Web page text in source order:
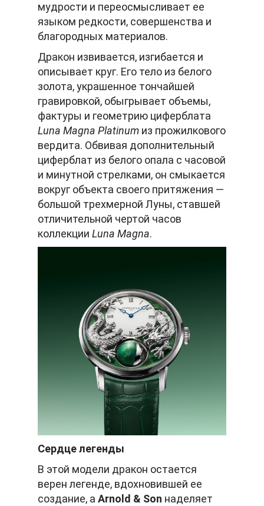
мудрости и переосмысливает ее
языком редкости, совершенства и
благородных материалов.
Дракон извивается, изгибается и
описывает круг. Его тело из белого
золота, украшенное тончайшей
гравировкой, обыгрывает объемы,
фактуры и геометрию циферблата
Luna Magna Platinum из прожилкового
вердита. Обвивая дополнительный
циферблат из белого опала с часовой
и минутной стрелками, он смыкается
вокруг объекта своего притяжения —
большой трехмерной Луны, ставшей
отличительной чертой часов
коллекции Luna Magna.
Сердце легенды
В этой модели дракон остается
верен легенде, вдохновившей ее
создание, а Arnold & Son наделяет